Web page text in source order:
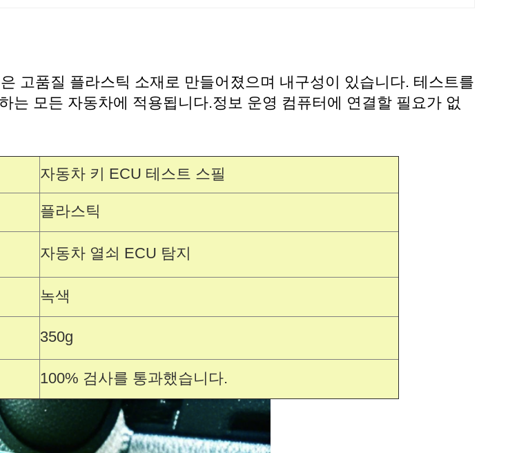
고품질 플라스틱 소재로 만들어졌으며 내구성이 있습니다. 테스트를
는 모든 자동차에 적용됩니다.정보 운영 컴퓨터에 연결할 필요가 없
자동차 키 ECU 테스트 스필
플라스틱
자동차 열쇠 ECU 탐지
녹색
350g
100% 검사를 통과했습니다.